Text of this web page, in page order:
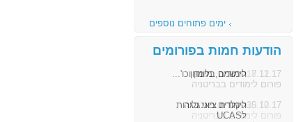
ימים פתוחים נוספים
הודעות חמות בפורומים
8.11.17 הרשמה, מימון וכו'...
פורום לימודים בבריטניה
30.10.17לימודים באנגליה
פורום לימודים בבריטניה